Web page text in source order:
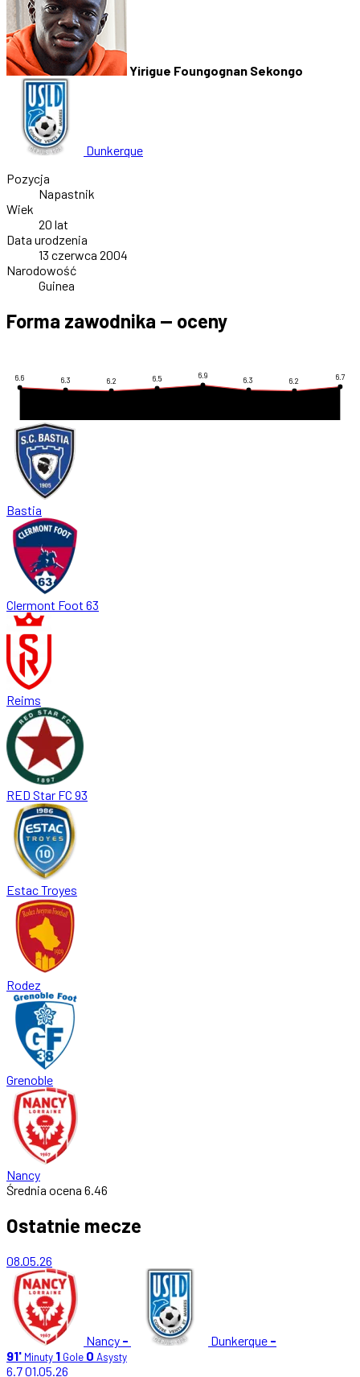
Yirigue Foungognan Sekongo
Dunkerque
Pozycja
Napastnik
Wiek
20 lat
Data urodzenia
13 czerwca 2004
Narodowość
Guinea
Forma zawodnika — oceny
6.6 6.3 6.2 6.5 6.9
6.3 6.2 6.7
Bastia
Clermont Foot 63
Reims
RED Star FC 93
Estac Troyes
Rodez
Grenoble
Nancy
Średnia ocena 6.46
Ostatnie mecze
08.05.26
Nancy - Dunkerque -
91' Minuty 1 Gole 0 Asysty
6.701.05.26